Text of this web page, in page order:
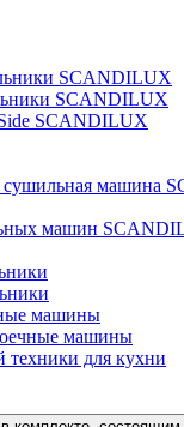
SCANDILUX
SCANDILUX
SCANDILUX
сушильная машина
машин
машины
машины
техники для кухни